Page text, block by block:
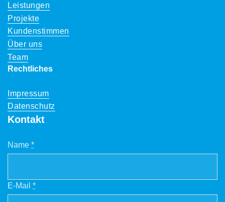
Leistungen
Projekte
Kundenstimmen
Über uns
Team
Rechtliches
Impressum
Datenschutz
Kontakt
Name *
E-Mail *